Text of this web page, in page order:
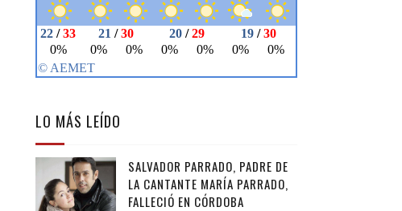
LO MÁS LEÍDO
SALVADOR PARRADO, PADRE DE
LA CANTANTE MARÍA PARRADO,
FALLECIÓ EN CÓRDOBA